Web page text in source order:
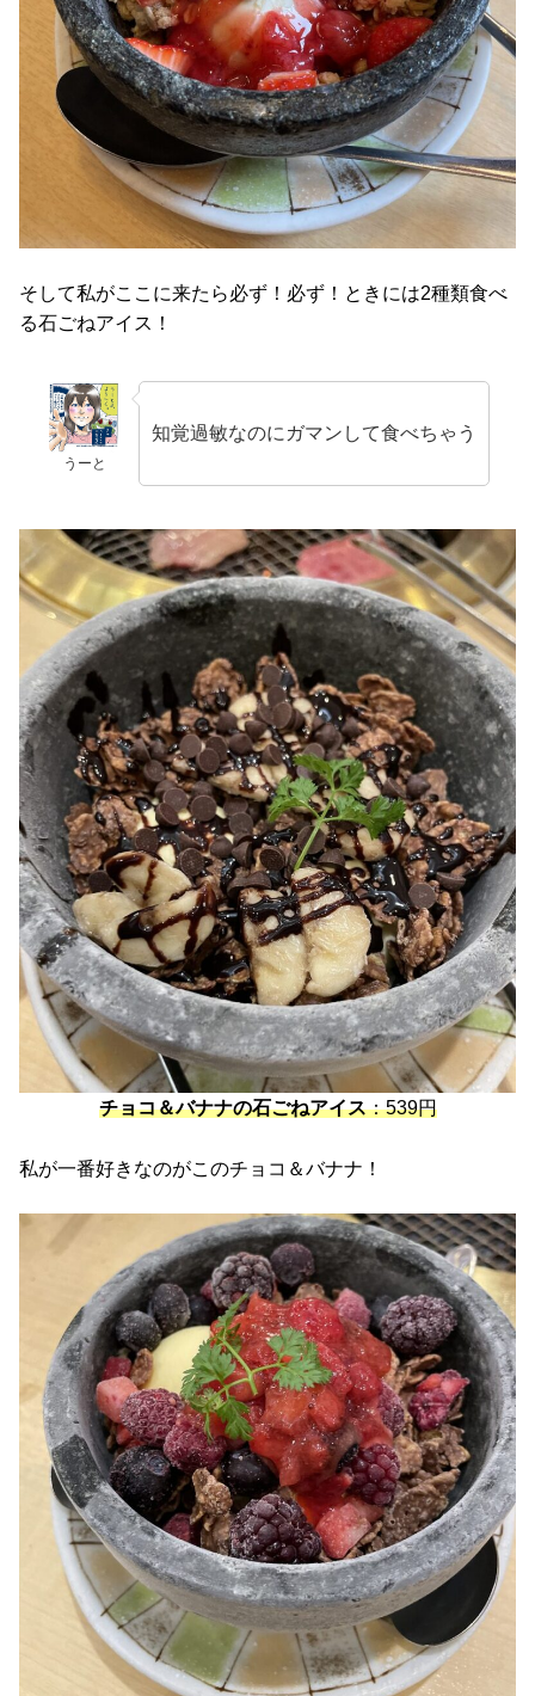
そして私がここに来たら必ず！必ず！ときには2種類食べ
る石ごねアイス！
うーと
知覚過敏なのにガマンして食べちゃう
チョコ＆バナナの石ごねアイス：539円
私が一番好きなのがこのチョコ＆バナナ！